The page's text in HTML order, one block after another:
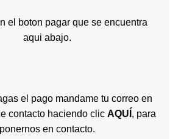
el boton pagar que se encuentra
aqui abajo.
el pago mandame tu correo en
contacto haciendo clic AQUÍ , para
ponernos en contacto.